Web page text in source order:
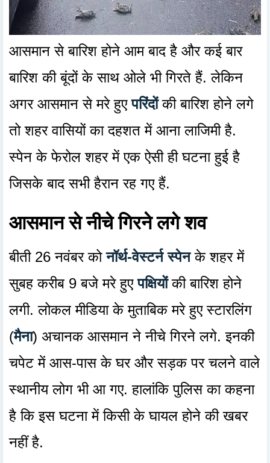
आसमान से बारिश होने आम बाद है और कई बार
बारिश की बूंदों के साथ ओले भी गिरते हैं. लेकिन
अगर आसमान से मरे हुएपरिंदोंकी बारिश होने लगे
तो शहर वासियों का दहशत में आना लाजिमी है.
स्पेन के फेरोल शहर में एक ऐसी ही घटना हुई है
जिसके बाद सभी हैरान रह गए हैं.
आसमान से नीचे गिरने लगे शव
बीती 26 नवंबर कोनॉर्थ-वेस्टर्न स्पेनके शहर में
सुबह करीब 9 बजे मरे हुएपक्षियोंकी बारिश होने
लगी. लोकल मीडिया के मुताबिक मरे हुए स्टारलिंग
(मैना) अचानक आसमान ने नीचे गिरने लगे. इनकी
चपेट में आस-पास के घर और सड़क पर चलने वाले
स्थानीय लोग भी आ गए. हालांकि पुलिस का कहना
है कि इस घटना में किसी के घायल होने की खबर
नहीं है.